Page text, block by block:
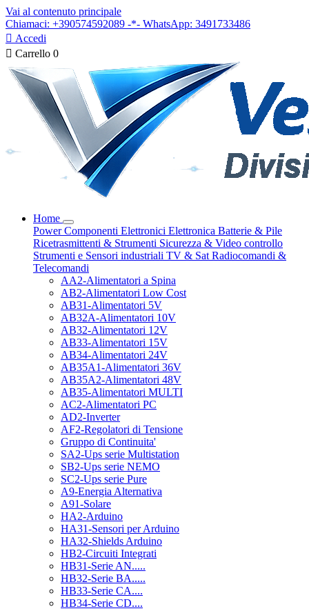
Vai al contenuto principale
Chiamaci: +390574592089 -*- WhatsApp: 3491733486
 Accedi
 Carrello 0
Home
PowerComponenti Elettronici Elettronica Batterie & Pile
Ricetrasmittenti & Strumenti Sicurezza & Video controllo
Strumenti e Sensori industriali TV & Sat Radiocomandi &
Telecomandi
AA2-Alimentatori a Spina
AB2-Alimentatori Low Cost
AB31-Alimentatori 5V
AB32A-Alimentatori 10V
AB32-Alimentatori 12V
AB33-Alimentatori 15V
AB34-Alimentatori 24V
AB35A1-Alimentatori 36V
AB35A2-Alimentatori 48V
AB35-Alimentatori MULTI
AC2-Alimentatori PC
AD2-Inverter
AF2-Regolatori di Tensione
Gruppo di Continuita'
SA2-Ups serie Multistation
SB2-Ups serie NEMO
SC2-Ups serie Pure
A9-Energia Alternativa
A91-Solare
HA2-Arduino
HA31-Sensori per Arduino
HA32-Shields Arduino
HB2-Circuiti Integrati
HB31-Serie AN.....
HB32-Serie BA.....
HB33-Serie CA....
HB34-Serie CD....